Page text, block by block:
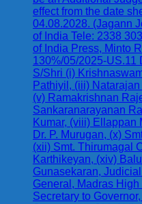
effect from the date
04.08.2028. (Jagann
of India Tele: 2338
of India Press, Minto
130%/05/2025-US.11
S/Shri (i)
Pathiyil, (iii)
(v) Ramakrishnan
Sankaranarayanan
Kumar, (viii) Ellappan
Dr. P. Murugan, (x)
(xii) Smt. Thirumagal
Karthikeyan, (xiv)
Gunasekaran,
General, Madras
Secretary to